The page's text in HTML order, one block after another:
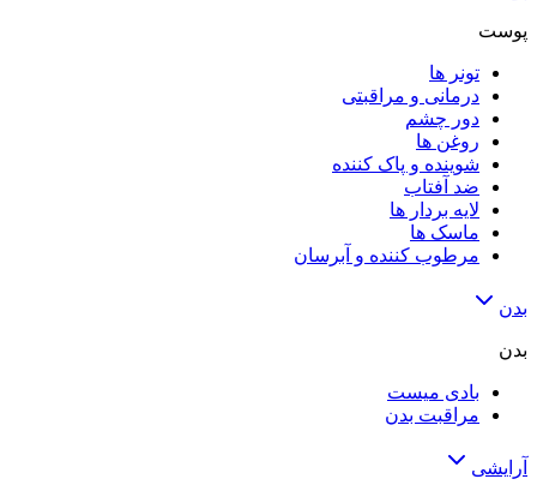
پوست
تونر ها
درمانی و مراقبتی
دور چشم
روغن ها
شوینده و پاک کننده
ضد آفتاب
لایه‌ بردار ها
ماسک ها
مرطوب کننده و آبرسان
بدن
بدن
بادی میست
مراقبت بدن
آرایشی